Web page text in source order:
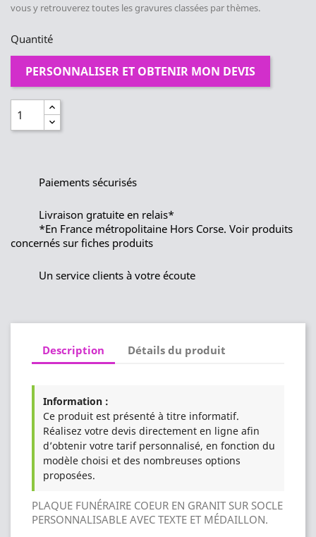
vous y retrouverez toutes les gravures classées par thèmes.
Quantité
PERSONNALISER ET OBTENIR MON DEVIS
Paiements sécurisés
Livraison gratuite en relais*
*En France métropolitaine Hors Corse. Voir produits
concernés sur fiches produits
Un service clients à votre écoute
Description Détails du produit
Information :
Ce produit est présenté à titre informatif.
Réalisez votre devis directement en ligne afin
d’obtenir votre tarif personnalisé, en fonction du
modèle choisi et des nombreuses options
proposées.
PLAQUE FUNÉRAIRE COEUR EN GRANIT SUR SOCLE
PERSONNALISABLE AVEC TEXTE ET MÉDAILLON.